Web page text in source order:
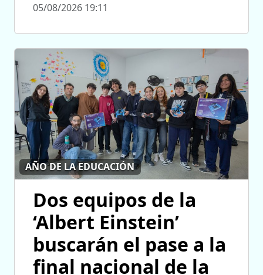
05/08/2026 19:11
AÑO DE LA EDUCACIÓN
Dos equipos de la
‘Albert Einstein’
buscarán el pase a la
final nacional de la